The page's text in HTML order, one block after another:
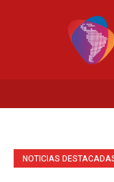
NOTICIAS